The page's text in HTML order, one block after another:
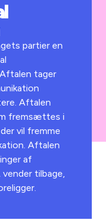
partier en
tager
Aftalen
fremsættes i
vil fremme
Aftalen
af
tilbage,